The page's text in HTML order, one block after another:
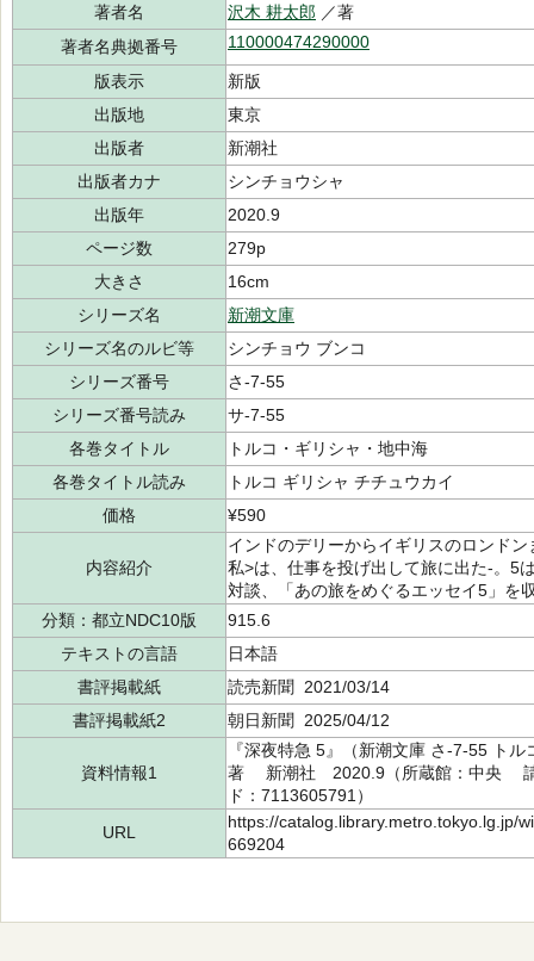
著者名
沢木 耕太郎 ／著
著者名典拠番号
110000474290000
版表示
新版
出版地
東京
出版者
新潮社
出版者カナ
シンチョウシャ
出版年
2020.9
ページ数
279p
大きさ
16cm
シリーズ名
新潮文庫
シリーズ名のルビ等
シンチョウ ブンコ
シリーズ番号
さ-7-55
シリーズ番号読み
サ-7-55
各巻タイトル
トルコ・ギリシャ・地中海
各巻タイトル読み
トルコ ギリシャ チチュウカイ
価格
¥590
内容紹介
インドのデリーからイギリスのロンド
私>は、仕事を投げ出して旅に出た-。5
対談、「あの旅をめぐるエッセイ5」を
分類：都立NDC10版
915.6
テキストの言語
日本語
書評掲載紙
読売新聞 2021/03/14
書評掲載紙2
朝日新聞 2025/04/12
資料情報1
『深夜特急 5』（新潮文庫 さ-7-55 ト
著 新潮社 2020.9（所蔵館：中央
ド：7113605791）
URL
https://catalog.library.metro.tokyo.lg.jp/
669204